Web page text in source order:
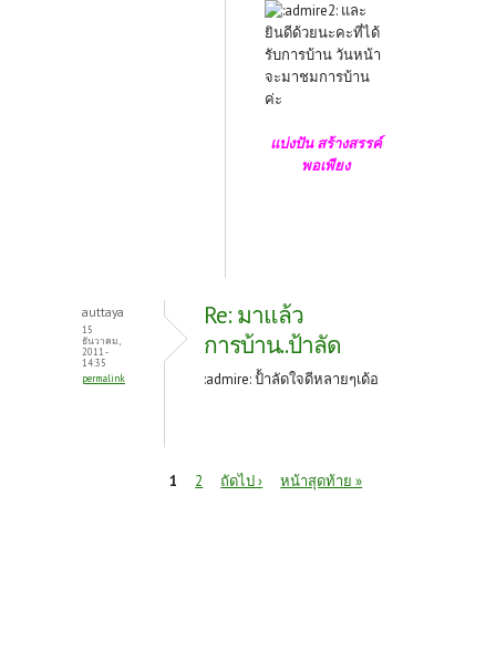
และ
ยินดีด้วยนะคะที่ได้
รับการบ้าน วันหน้า
จะมาชมการบ้าน
ค่ะ
แบ่งปัน สร้างสรรค์
พอเพียง
auttaya
15
ธันวาคม,
2011 -
14:35
permalink
Re: มาแล้ว
การบ้าน..ป้าลัด
:admire: ป้้าลัดใจดีหลายๆเด้อ
1 2 ถัดไป › หน้าสุดท้าย »